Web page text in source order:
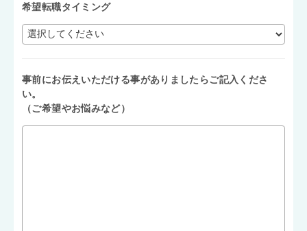
希望転職タイミング
事前にお伝えいただける事がありましたらご記入くださ
い。
（ご希望やお悩みなど）